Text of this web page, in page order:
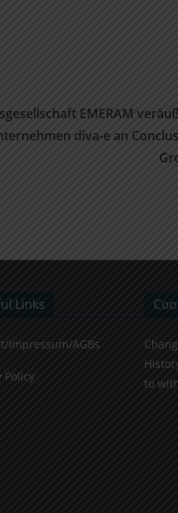
EMERAM
diva-e an
Links
Impressum/AGBs
Policy
to